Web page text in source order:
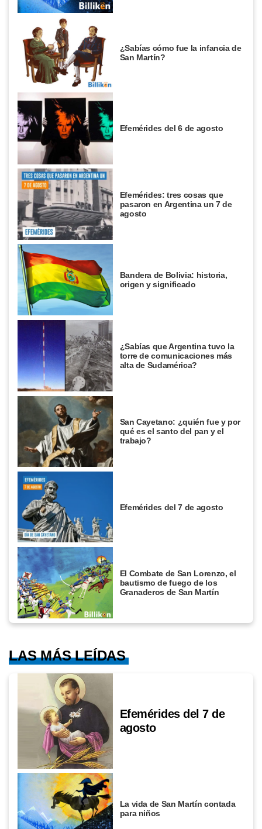
¿Sabías cómo fue la infancia de
San Martín?
Efemérides del 6 de agosto
Efemérides: tres cosas que
pasaron en Argentina un 7 de
agosto
Bandera de Bolivia: historia,
origen y significado
¿Sabías que Argentina tuvo la
torre de comunicaciones más
alta de Sudamérica?
San Cayetano: ¿quién fue y por
qué es el santo del pan y el
trabajo?
Efemérides del 7 de agosto
El Combate de San Lorenzo, el
bautismo de fuego de los
Granaderos de San Martín
LAS MÁS LEÍDAS
Efemérides del 7 de
agosto
La vida de San Martín contada
para niños